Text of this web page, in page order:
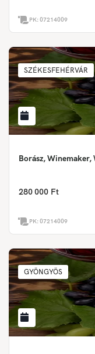
PK:07214009
SZÉKESFEHÉRVÁR
Borász, Winemaker,
280 000 Ft
PK:07214009
GYÖNGYÖS